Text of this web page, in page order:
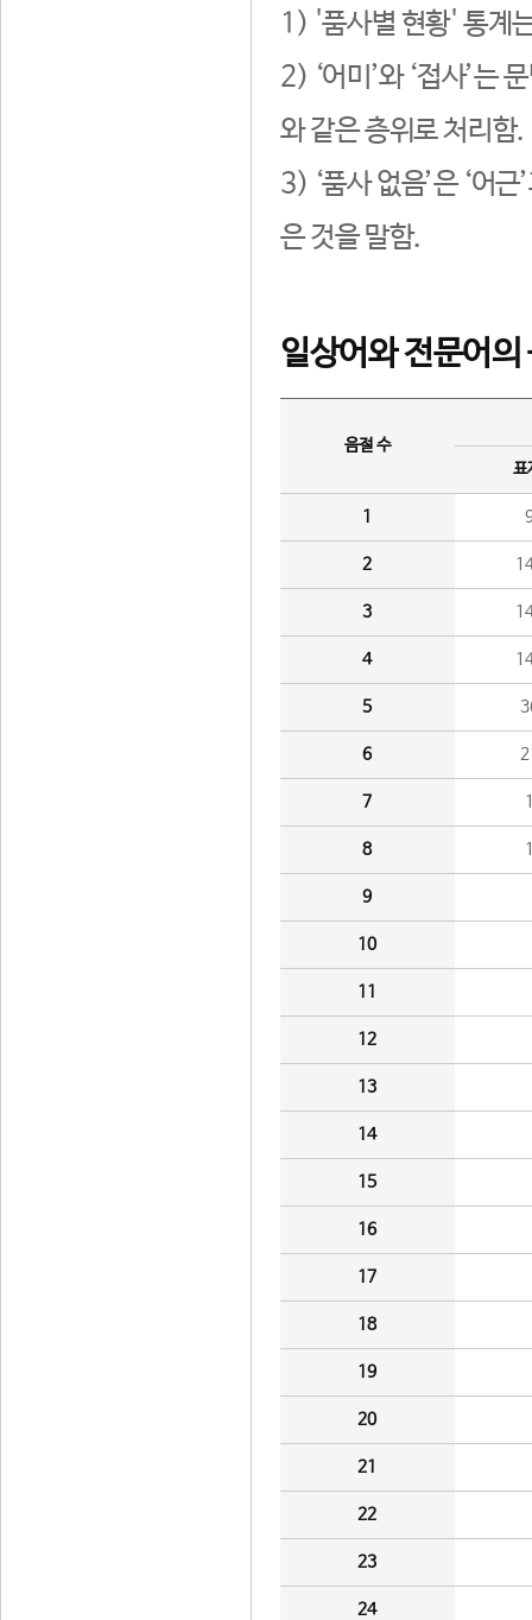
1) '품사별 현황' 통계
2) ‘어미’와 ‘접사’는
와 같은 층위로 처리함.
3) ‘품사 없음’은 ‘어
은 것을 말함.
일상어와 전문어의
음절 수
표
1
2
3
4
5
6
7
8
9
10
11
12
13
14
15
16
17
18
19
20
21
22
23
24